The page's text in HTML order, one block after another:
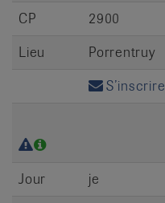
CP
2900
Lieu
Porrentruy
S’inscrire
Jour
je